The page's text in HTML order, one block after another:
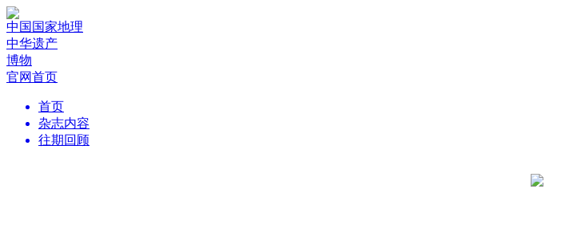
中国国家地理
中华遗产
博物
官网首页
首页
杂志内容
往期回顾